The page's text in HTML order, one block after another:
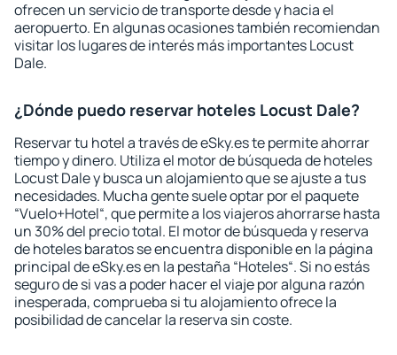
ofrecen un servicio de transporte desde y hacia el
aeropuerto. En algunas ocasiones también recomiendan
visitar los lugares de interés más importantes Locust
Dale.
¿Dónde puedo reservar hoteles Locust Dale?
Reservar tu hotel a través de eSky.es te permite ahorrar
tiempo y dinero. Utiliza el motor de búsqueda de hoteles
Locust Dale y busca un alojamiento que se ajuste a tus
necesidades. Mucha gente suele optar por el paquete
“Vuelo+Hotel“, que permite a los viajeros ahorrarse hasta
un 30% del precio total. El motor de búsqueda y reserva
de hoteles baratos se encuentra disponible en la página
principal de eSky.es en la pestaña “Hoteles“. Si no estás
seguro de si vas a poder hacer el viaje por alguna razón
inesperada, comprueba si tu alojamiento ofrece la
posibilidad de cancelar la reserva sin coste.